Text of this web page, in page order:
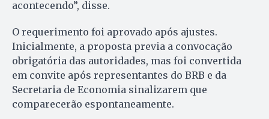
acontecendo”, disse.
O requerimento foi aprovado após ajustes.
Inicialmente, a proposta previa a convocação
obrigatória das autoridades, mas foi convertida
em convite após representantes do BRB e da
Secretaria de Economia sinalizarem que
comparecerão espontaneamente.